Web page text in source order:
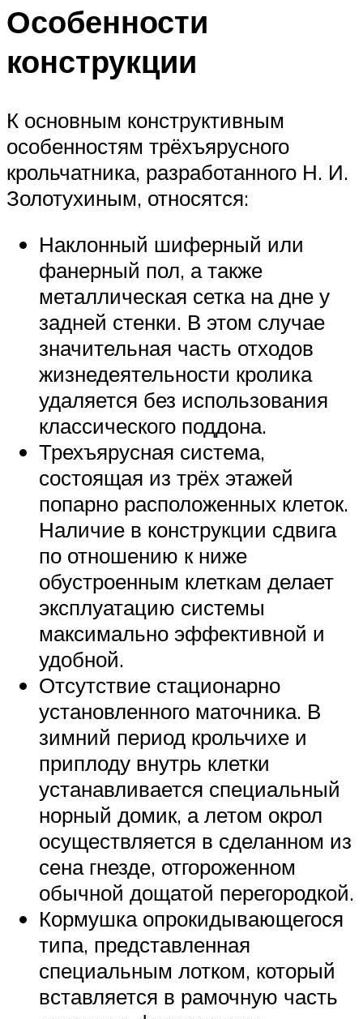
Особенности
конструкции
К основным конструктивным
особенностям трёхъярусного
крольчатника, разработанного Н. И.
Золотухиным, относятся:
Наклонный шиферный или
фанерный пол, а также
металлическая сетка на дне у
задней стенки. В этом случае
значительная часть отходов
жизнедеятельности кролика
удаляется без использования
классического поддона.
Трехъярусная система,
состоящая из трёх этажей
попарно расположенных клеток.
Наличие в конструкции сдвига
по отношению к ниже
обустроенным клеткам делает
эксплуатацию системы
максимально эффективной и
удобной.
Отсутствие стационарно
установленного маточника. В
зимний период крольчихе и
приплоду внутрь клетки
устанавливается специальный
норный домик, а летом окрол
осуществляется в сделанном из
сена гнезде, отгороженном
обычной дощатой перегородкой.
Кормушка опрокидывающегося
типа, представленная
специальным лотком, который
вставляется в рамочную часть